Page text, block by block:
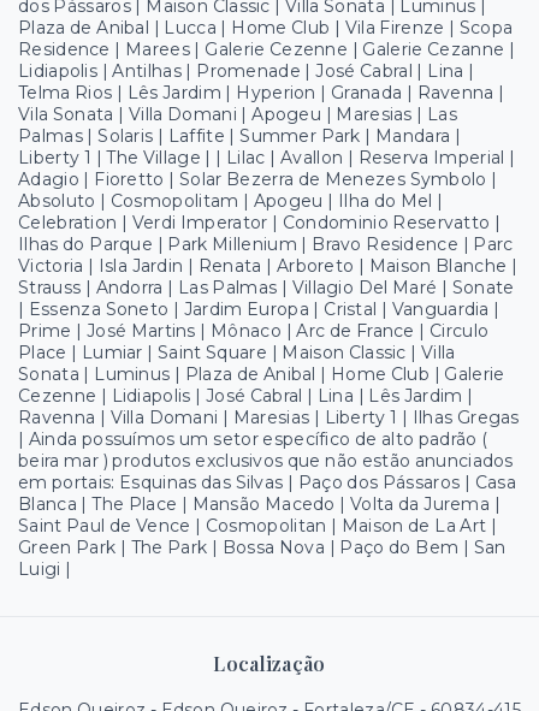
dos Pássaros | Maison Classic | Villa Sonata | Luminus |
Plaza de Anibal | Lucca | Home Club | Vila Firenze | Scopa
Residence | Marees | Galerie Cezenne | Galerie Cezanne |
Lidiapolis | Antilhas | Promenade | José Cabral | Lina |
Telma Rios | Lês Jardim | Hyperion | Granada | Ravenna |
Vila Sonata | Villa Domani | Apogeu | Maresias | Las
Palmas | Solaris | Laffite | Summer Park | Mandara |
Liberty 1 | The Village | | Lilac | Avallon | Reserva Imperial |
Adagio | Fioretto | Solar Bezerra de Menezes Symbolo |
Absoluto | Cosmopolitam | Apogeu | Ilha do Mel |
Celebration | Verdi Imperator | Condominio Reservatto |
Ilhas do Parque | Park Millenium | Bravo Residence | Parc
Victoria | Isla Jardin | Renata | Arboreto | Maison Blanche |
Strauss | Andorra | Las Palmas | Villagio Del Maré | Sonate
| Essenza Soneto | Jardim Europa | Cristal | Vanguardia |
Prime | José Martins | Mônaco | Arc de France | Circulo
Place | Lumiar | Saint Square | Maison Classic | Villa
Sonata | Luminus | Plaza de Anibal | Home Club | Galerie
Cezenne | Lidiapolis | José Cabral | Lina | Lês Jardim |
Ravenna | Villa Domani | Maresias | Liberty 1 | Ilhas Gregas
| Ainda possuímos um setor específico de alto padrão (
beira mar ) produtos exclusivos que não estão anunciados
em portais: Esquinas das Silvas | Paço dos Pássaros | Casa
Blanca | The Place | Mansão Macedo | Volta da Jurema |
Saint Paul de Vence | Cosmopolitan | Maison de La Art |
Green Park | The Park | Bossa Nova | Paço do Bem | San
Luigi |
Localização